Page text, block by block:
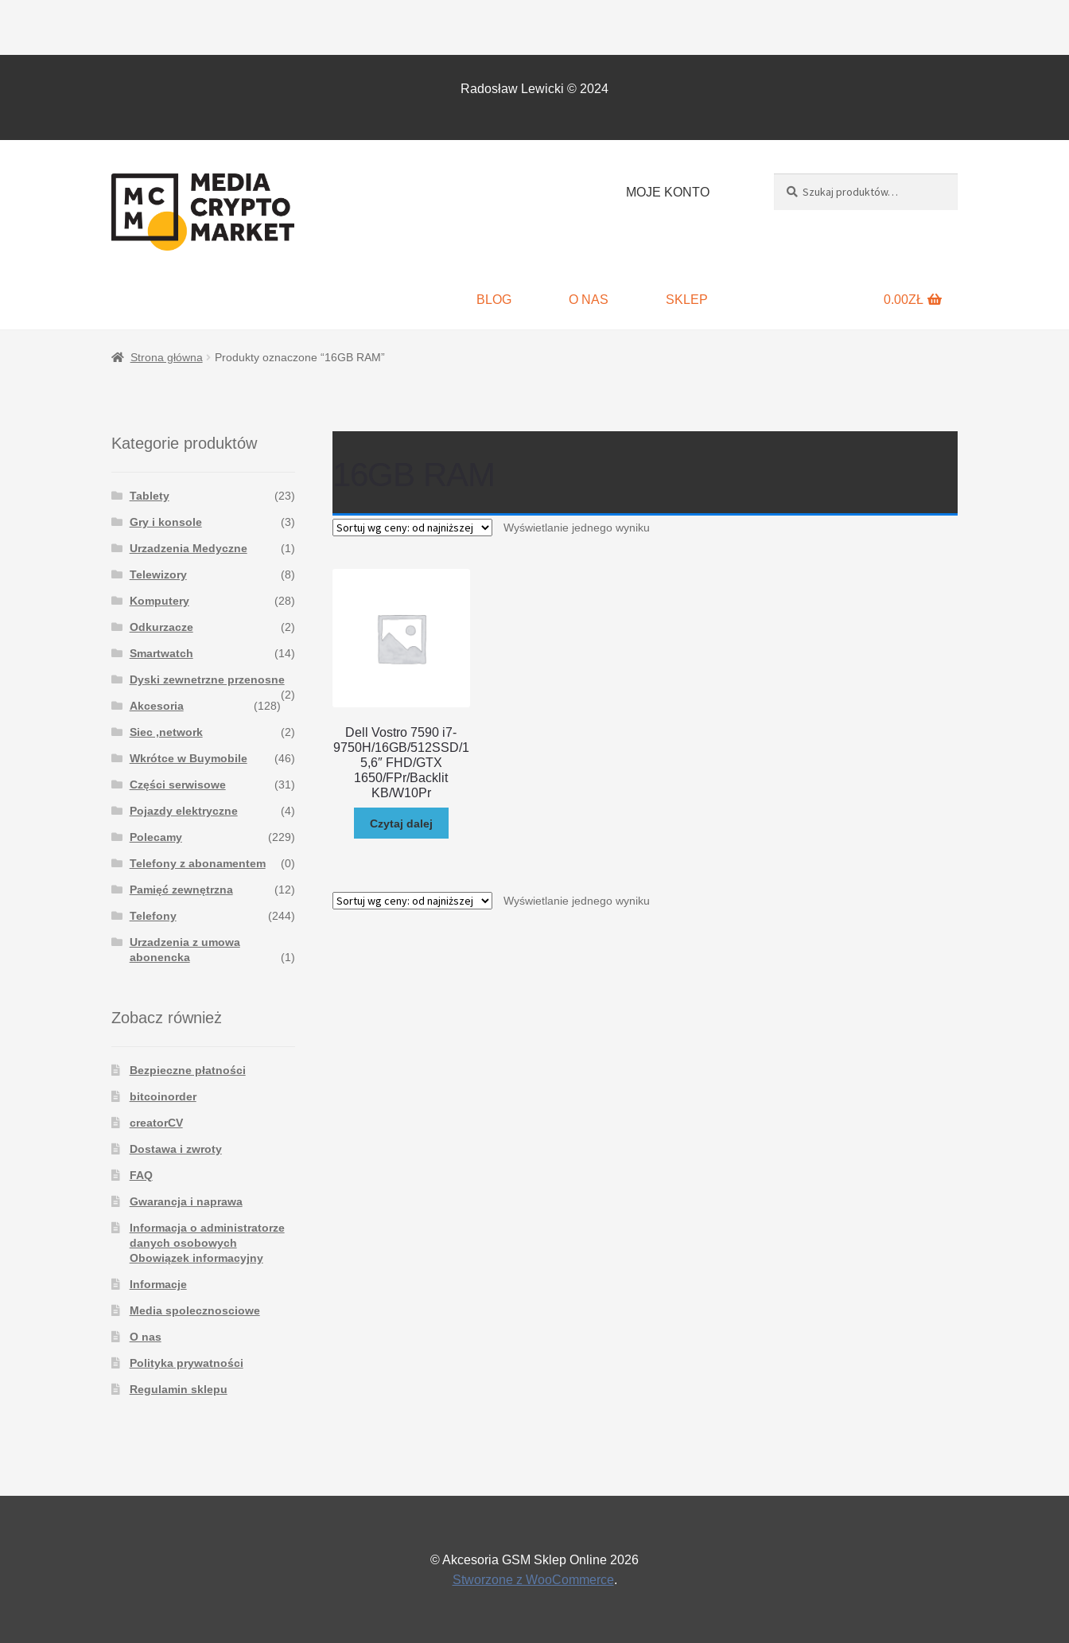
Radosław Lewicki © 2024
PRZEJDŹ
DO
NAWIGACJI
PRZEJDŹ
DO
TREŚCI
MOJE KONTO
SKLEP
O NAS
BLOG 0.00ZŁ
Strona główna Produkty oznaczone “16GB RAM”
Wyświetlanie jednego wyniku
Dell Vostro 7590 i7-
9750H/16GB/512SSD/1
5,6″ FHD/GTX
1650/FPr/Backlit
KB/W10Pr
Czytaj dalej
Wyświetlanie jednego wyniku
Kategorie produktów
Tablety (23)
Gry i konsole (3)
Urzadzenia Medyczne (1)
Telewizory (8)
Komputery (28)
Odkurzacze (2)
Smartwatch (14)
Dyski zewnetrzne przenosne
(2)
Akcesoria
(128)
Siec ,network (2)
Wkrótce w Buymobile (46)
Części serwisowe (31)
Pojazdy elektryczne (4)
Polecamy (229)
Telefony z abonamentem (0)
Pamięć zewnętrzna (12)
Telefony (244)
Urzadzenia z umowa
abonencka
(1)
Zobacz również
Bezpieczne płatności
bitcoinorder
creatorCV
Dostawa i zwroty
FAQ
Gwarancja i naprawa
Informacja o administratorze
danych osobowych
Obowiązek informacyjny
Informacje
Media spolecznosciowe
O nas
Polityka prywatności
Regulamin sklepu
© Akcesoria GSM Sklep Online 2026
Stworzone z WooCommerce.